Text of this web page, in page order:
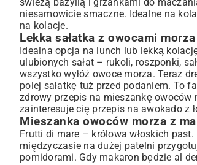
niesamowicie smaczne. Idealne na
na kolacje.
Lekka sałatka z owocami morza
Idealna opcja na lunch lub lekką
ulubionych sałat – rukoli, roszponki,
wszystko wyłóż owoce morza. Teraz
polej sałatkę tuż przed podaniem. To
zdrowy przepis na mieszankę
zainteresuje cię przepis na awokado z
Mieszanka owoców morza z
Frutti di mare – królowa włoskich
międzyczasie na dużej patelni
pomidorami. Gdy makaron będzie al